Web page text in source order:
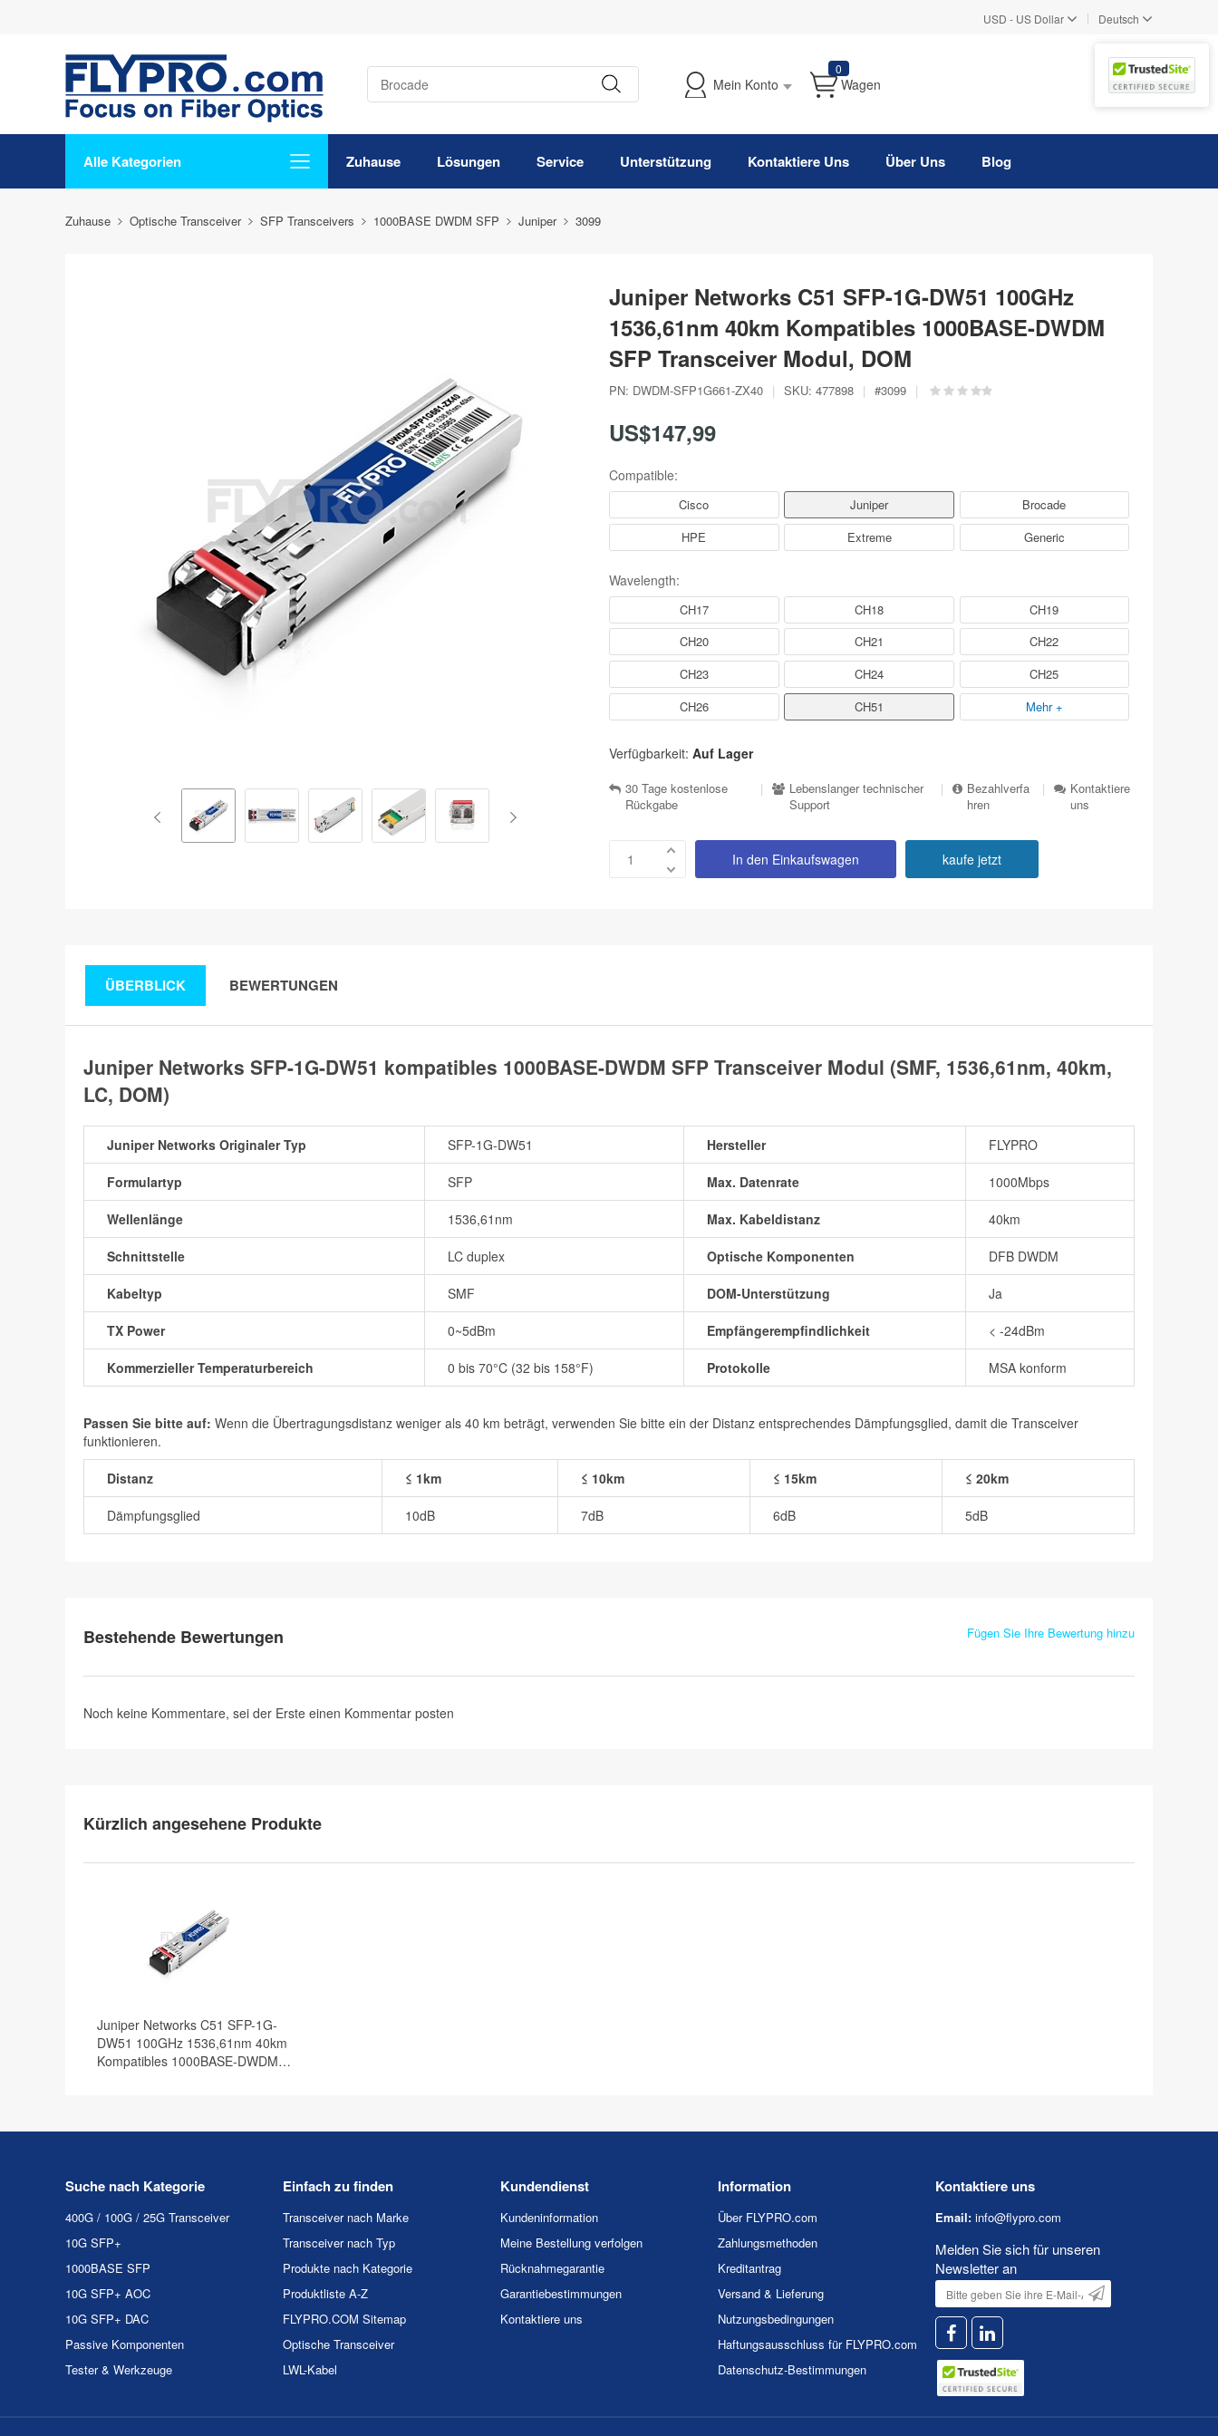
USD - US Dollar | Deutsch
Mein Konto
0
Wagen
Alle Kategorien Zuhause Lösungen Service Unterstützung Kontaktiere Uns Über Uns Blog
Zuhause Optische Transceiver SFP Transceivers 1000BASE DWDM SFP Juniper 3099
Juniper Networks C51 SFP-1G-DW51 100GHz
1536,61nm 40km Kompatibles 1000BASE-DWDM
SFP Transceiver Modul, DOM
PN: DWDM-SFP1G661-ZX40 | SKU: 477898 | #3099 |
US$147,99
Compatible:
Cisco Juniper
Brocade
HPE
Extreme Generic
Wavelength:
CH17 CH18
CH19
CH20
CH21
CH22
CH23
CH24
CH25
CH26
CH51 Mehr +
Verfügbarkeit: Auf Lager
30 Tage kostenlose
Rückgabe
|
Lebenslanger technischer
Support
|
Bezahlverfa
hren
|
Kontaktiere
uns
In den Einkaufswagen kaufe jetzt
ÜBERBLICK BEWERTUNGEN
Juniper Networks SFP-1G-DW51 kompatibles 1000BASE-DWDM SFP Transceiver Modul (SMF, 1536,61nm, 40km,
LC, DOM)
Juniper Networks Originaler Typ SFP-1G-DW51 Hersteller FLYPRO
Formulartyp SFP Max. Datenrate 1000Mbps
Wellenlänge 1536,61nm Max. Kabeldistanz 40km
Schnittstelle LC duplex Optische Komponenten DFB DWDM
Kabeltyp SMF DOM-Unterstützung Ja
TX Power 0~5dBm Empfängerempfindlichkeit < -24dBm
Kommerzieller Temperaturbereich 0 bis 70°C (32 bis 158°F) Protokolle MSA konform
Passen Sie bitte auf: Wenn die Übertragungsdistanz weniger als 40 km beträgt, verwenden Sie bitte ein der Distanz entsprechendes Dämpfungsglied, damit die Transceiver
funktionieren.
Distanz ≤ 1km ≤ 10km ≤ 15km ≤ 20km
Dämpfungsglied 10dB 7dB 6dB 5dB
Bestehende Bewertungen Fügen Sie Ihre Bewertung hinzu
Noch keine Kommentare, sei der Erste einen Kommentar posten
Kürzlich angesehene Produkte
Juniper Networks C51 SFP-1G-
DW51 100GHz 1536,61nm 40km
Kompatibles 1000BASE-DWDM
Suche nach Kategorie
400G / 100G / 25G Transceiver
10G SFP+
1000BASE SFP
10G SFP+ AOC
10G SFP+ DAC
Passive Komponenten
Tester & Werkzeuge
Einfach zu finden
Transceiver nach Marke
Transceiver nach Typ
Produkte nach Kategorie
Produktliste A-Z
FLYPRO.COM Sitemap
Optische Transceiver
LWL-Kabel
Kundendienst
Kundeninformation
Meine Bestellung verfolgen
Rücknahmegarantie
Garantiebestimmungen
Kontaktiere uns
Information
Über FLYPRO.com
Zahlungsmethoden
Kreditantrag
Versand & Lieferung
Nutzungsbedingungen
Haftungsausschluss für FLYPRO.com
Datenschutz-Bestimmungen
Kontaktiere uns
Email: info@flypro.com
Melden Sie sich für unseren
Newsletter an